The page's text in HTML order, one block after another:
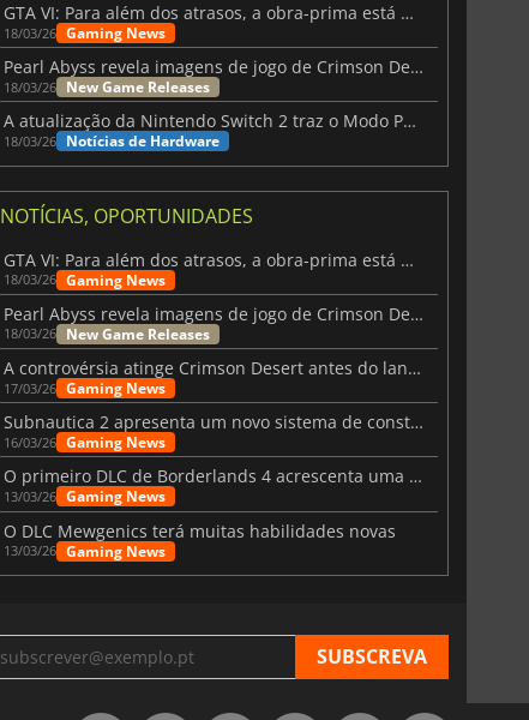
GTA VI: Para além dos atrasos, a obra-prima está quase a chegar
18/03/26 Gaming News
Pearl Abyss revela imagens de jogo de Crimson Desert para a PS5
18/03/26 New Game Releases
A atualização da Nintendo Switch 2 traz o Modo Portátil aos jogos mais antigos da Switch
18/03/26 Notícias de Hardware
NOTÍCIAS, OPORTUNIDADES
GTA VI: Para além dos atrasos, a obra-prima está quase a chegar
18/03/26 Gaming News
Pearl Abyss revela imagens de jogo de Crimson Desert para a PS5
18/03/26 New Game Releases
A controvérsia atinge Crimson Desert antes do lançamento
17/03/26 Gaming News
Subnautica 2 apresenta um novo sistema de construção de bases
16/03/26 Gaming News
O primeiro DLC de Borderlands 4 acrescenta uma nova personagem e muito mais
13/03/26 Gaming News
O DLC Mewgenics terá muitas habilidades novas
13/03/26 Gaming News